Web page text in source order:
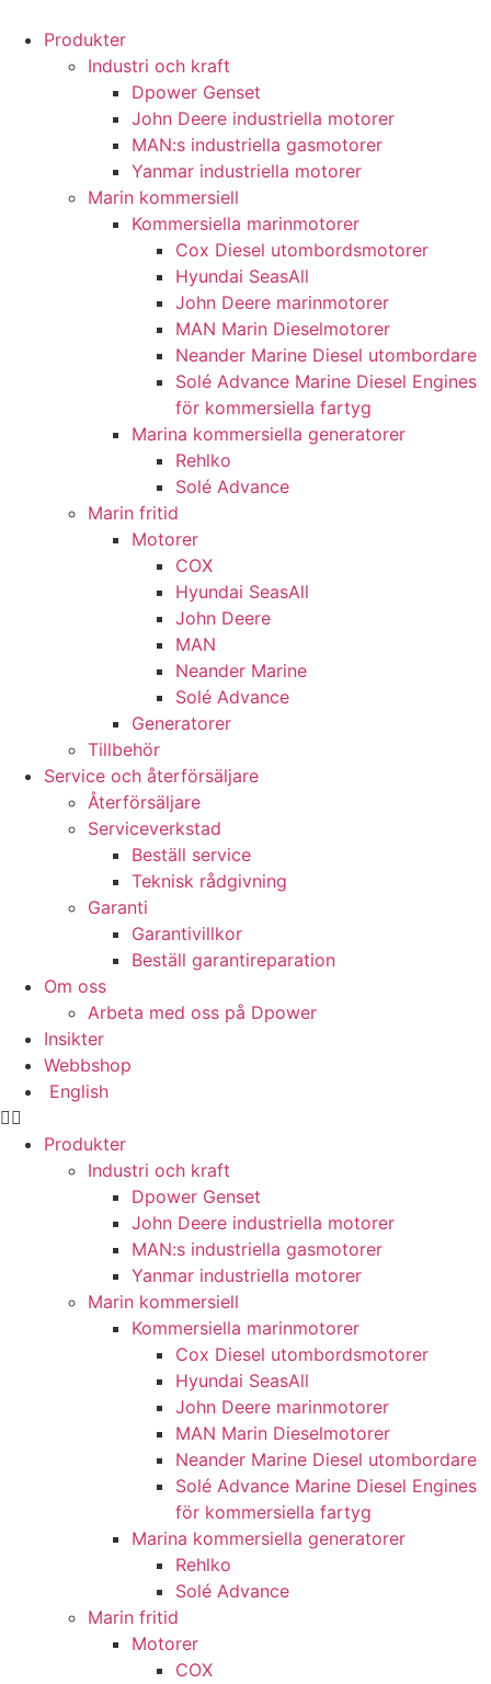
Produkter
Industri och kraft
Dpower Genset
John Deere industriella motorer
MAN:s industriella gasmotorer
Yanmar industriella motorer
Marin kommersiell
Kommersiella marinmotorer
Cox Diesel utombordsmotorer
Hyundai SeasAll
John Deere marinmotorer
MAN Marin Dieselmotorer
Neander Marine Diesel utombordare
Solé Advance Marine Diesel Engines
för kommersiella fartyg
Marina kommersiella generatorer
Rehlko
Solé Advance
Marin fritid
Motorer
COX
Hyundai SeasAll
John Deere
MAN
Neander Marine
Solé Advance
Generatorer
Tillbehör
Service och återförsäljare
Återförsäljare
Serviceverkstad
Beställ service
Teknisk rådgivning
Garanti
Garantivillkor
Beställ garantireparation
Om oss
Arbeta med oss på Dpower
Insikter
Webbshop
English
Produkter
Industri och kraft
Dpower Genset
John Deere industriella motorer
MAN:s industriella gasmotorer
Yanmar industriella motorer
Marin kommersiell
Kommersiella marinmotorer
Cox Diesel utombordsmotorer
Hyundai SeasAll
John Deere marinmotorer
MAN Marin Dieselmotorer
Neander Marine Diesel utombordare
Solé Advance Marine Diesel Engines
för kommersiella fartyg
Marina kommersiella generatorer
Rehlko
Solé Advance
Marin fritid
Motorer
COX
Nödvändiga
Dessa kakor
går inte att
välja bort. De
behövs för
att hemsidan
över huvud
Statistik
För att vi ska
kunna
förbättra
och
uppbyggnad,
hur hemsidan
Upplevelse
kommer viss
hemsidan.